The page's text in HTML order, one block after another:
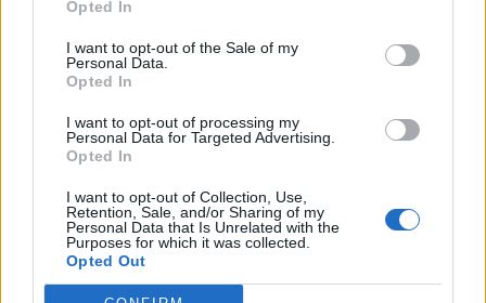
Opted In
I want to opt-out of the Sale of my
Personal Data.
Opted In
I want to opt-out of processing my
Personal Data for Targeted Advertising.
Opted In
I want to opt-out of Collection, Use,
Retention, Sale, and/or Sharing of my
Personal Data that Is Unrelated with the
Purposes for which it was collected.
Opted Out